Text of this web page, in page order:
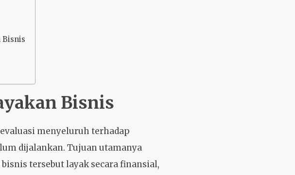
Bisnis
Bisnis
menyeluruh terhadap
dijalankan. Tujuan utamanya
tersebut layak secara finansial,